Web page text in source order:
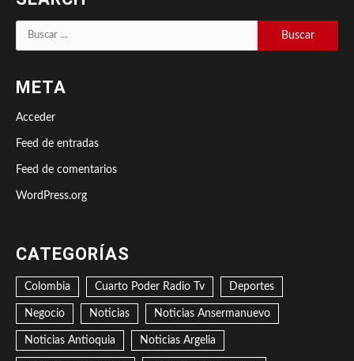
Buscar:
META
Acceder
Feed de entradas
Feed de comentarios
WordPress.org
CATEGORÍAS
Colombia Cuarto Poder Radio Tv Deportes
Negocio Noticias Noticias Ansermanuevo
Noticias Antioquia Noticias Argelia